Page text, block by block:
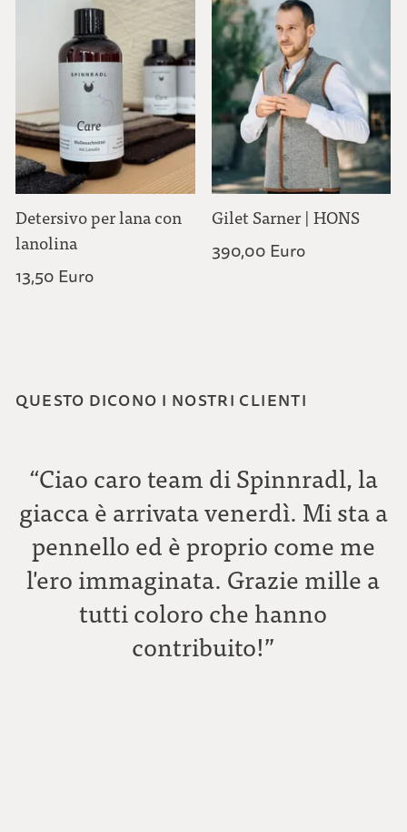
Detersivo per lana con
lanolina
13,50 Euro
Gilet Sarner | HONS
390,00 Euro
QUESTO DICONO I NOSTRI CLIENTI
“Ciao caro team di Spinnradl, la
giacca è arrivata venerdì. Mi sta a
pennello ed è proprio come me
l'ero immaginata. Grazie mille a
tutti coloro che hanno
contribuito!”